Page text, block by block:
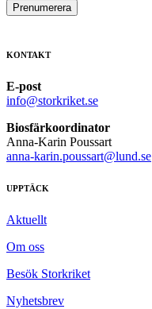
Prenumerera
KONTAKT
E-post
info@storkriket.se
Biosfärkoordinator
Anna-Karin Poussart
anna-karin.poussart@lund.se
UPPTÄCK
Aktuellt
Om oss
Besök Storkriket
Nyhetsbrev